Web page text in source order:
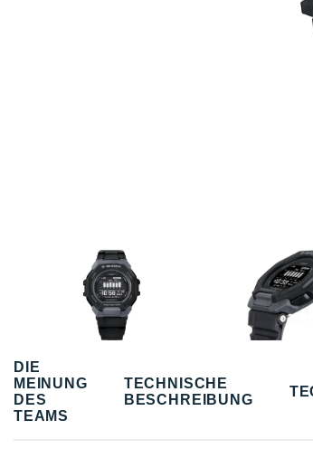
DIE
MEINUNG
DES
TEAMS
TECHNISCHE
BESCHREIBUNG